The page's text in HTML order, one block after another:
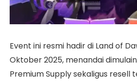
Event ini resmi hadir di Land of
Oktober 2025, menandai
Premium Supply sekaligus resell